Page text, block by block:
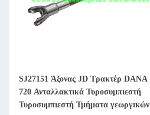
SJ27151 Άξονας JD Τρακτέρ DANA
720 Ανταλλακτικά Τυροσυμπιεστή
Τυροσυμπιεστή Τμήματα γεωργικών